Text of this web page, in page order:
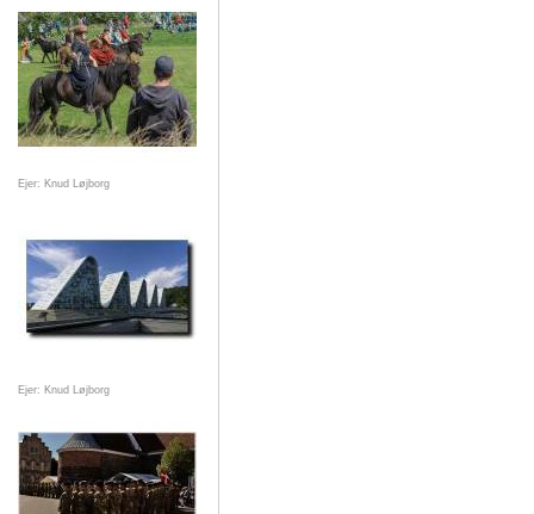
Ejer: Knud Løjborg
Ejer: Knud Løjborg